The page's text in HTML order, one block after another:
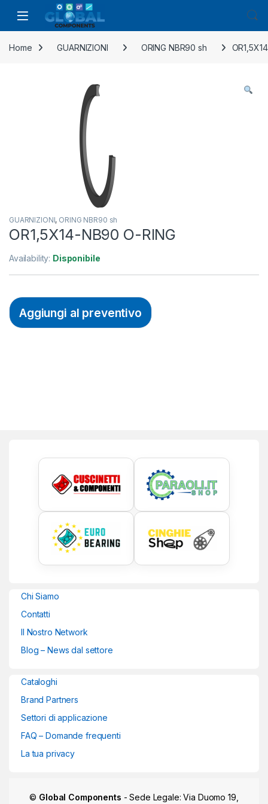
Home GUARNIZIONI ORING NBR90 sh
GUARNIZIONI, ORING NBR90 sh
OR1,5X14-NB90 O-RING
Availability: Disponibile
Aggiungi al preventivo
Chi Siamo
Contatti
Il Nostro Network
Blog – News dal settore
Cataloghi
Brand Partners
Settori di applicazione
FAQ – Domande frequenti
La tua privacy
© Global Components - Sede Legale: Via Duomo 19,